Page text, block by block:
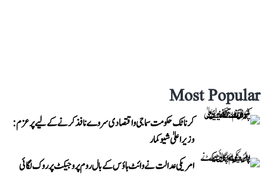
Most Popular
کرناٹک حکومت سماجی و اقتصادی سروے نافذ کرنے کے لیے پرعزم:
وزیر اعلیٰ شیوکمار
امریکی عدالت نے وائٹ ہاؤس کے بال روم پروجیکٹ پر روک لگائی